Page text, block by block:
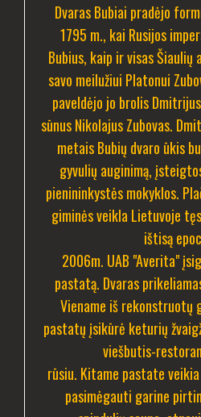
Dvaras Bubiai pradėjo
1795 m., kai Rusijos
Bubius, kaip ir visas Šiaulių
savo meilužiui Platonui
paveldėjo jo brolis
sūnus Nikolajus Zubovas.
metais Bubių dvaro ūkis
gyvulių auginimą,
pienininkystės mokyklos.
giminės veikla Lietuvoje
ištisą
2006m. UAB "Averita"
pastatą. Dvaras
Viename iš rekonstruotų
pastatų įsikūrė keturių
viešbutis-
rūsiu. Kitame pastate
pasimėgauti garine